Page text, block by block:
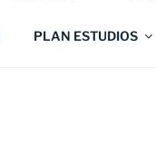
PLAN ESTUDIOS